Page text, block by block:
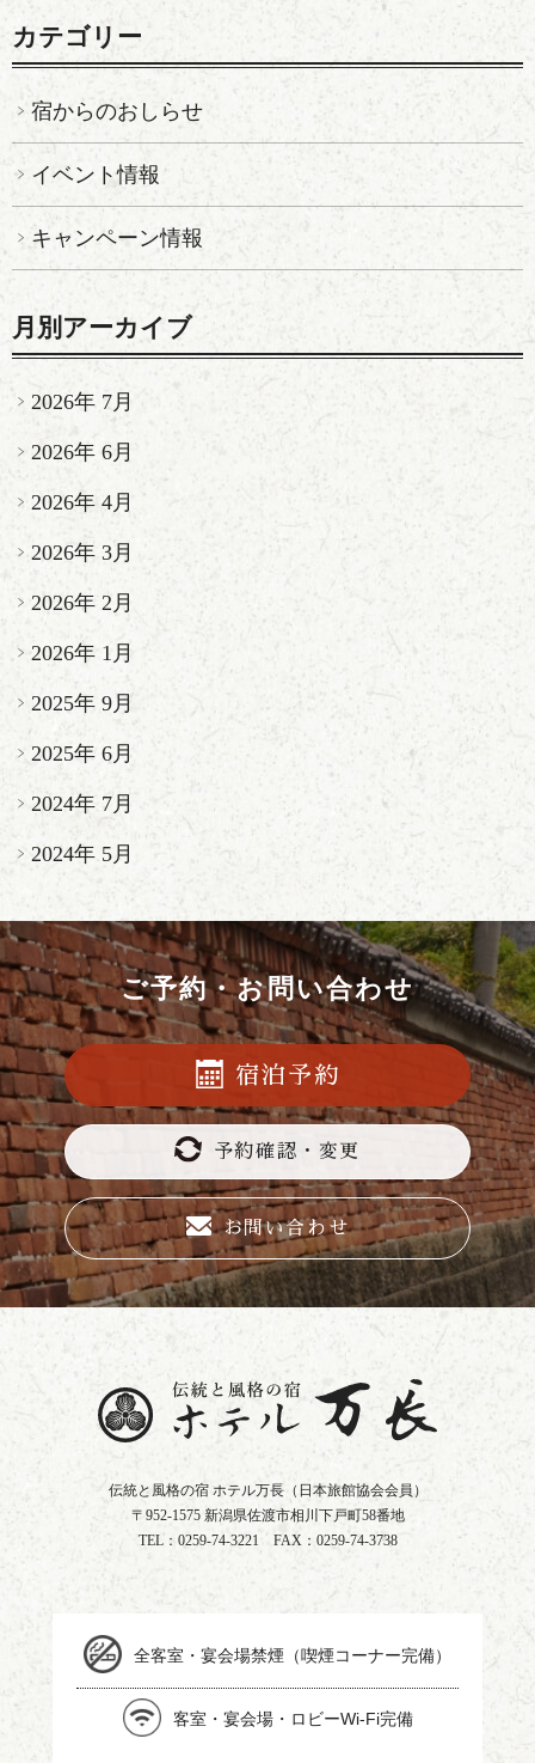
カテゴリー
宿からのおしらせ
イベント情報
キャンペーン情報
月別アーカイブ
2026年 7月
2026年 6月
2026年 4月
2026年 3月
2026年 2月
2026年 1月
2025年 9月
2025年 6月
2024年 7月
2024年 5月
ご予約・お問い合わせ
宿泊予約
予約確認・変更
お問い合わせ
伝統と風格の宿 ホテル万長（日本旅館協会会員）
〒952-1575 新潟県佐渡市相川下戸町58番地
TEL： 0259-74-3221 FAX：0259-74-3738
全客室・宴会場禁煙（喫煙コーナー完備）
客室・宴会場・ロビーWi-Fi完備